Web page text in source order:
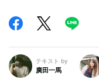
テキスト by
廣田一馬